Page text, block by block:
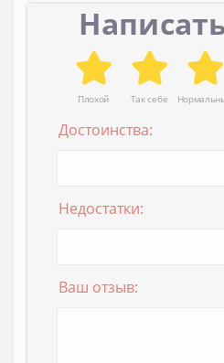
Плохой Так себе
Достоинства:
Недостатки:
Ваш отзыв: